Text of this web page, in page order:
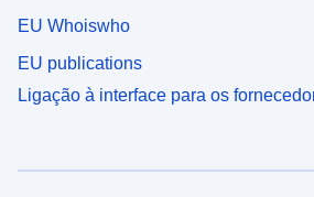
EU Whoiswho
EU publications
Ligação à interface para os